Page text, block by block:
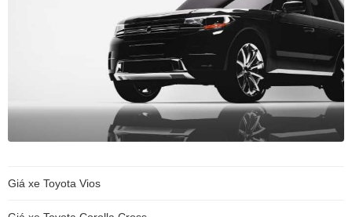
Giá xe Toyota Vios